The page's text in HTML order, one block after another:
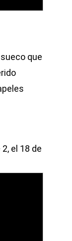
que
el 18 de